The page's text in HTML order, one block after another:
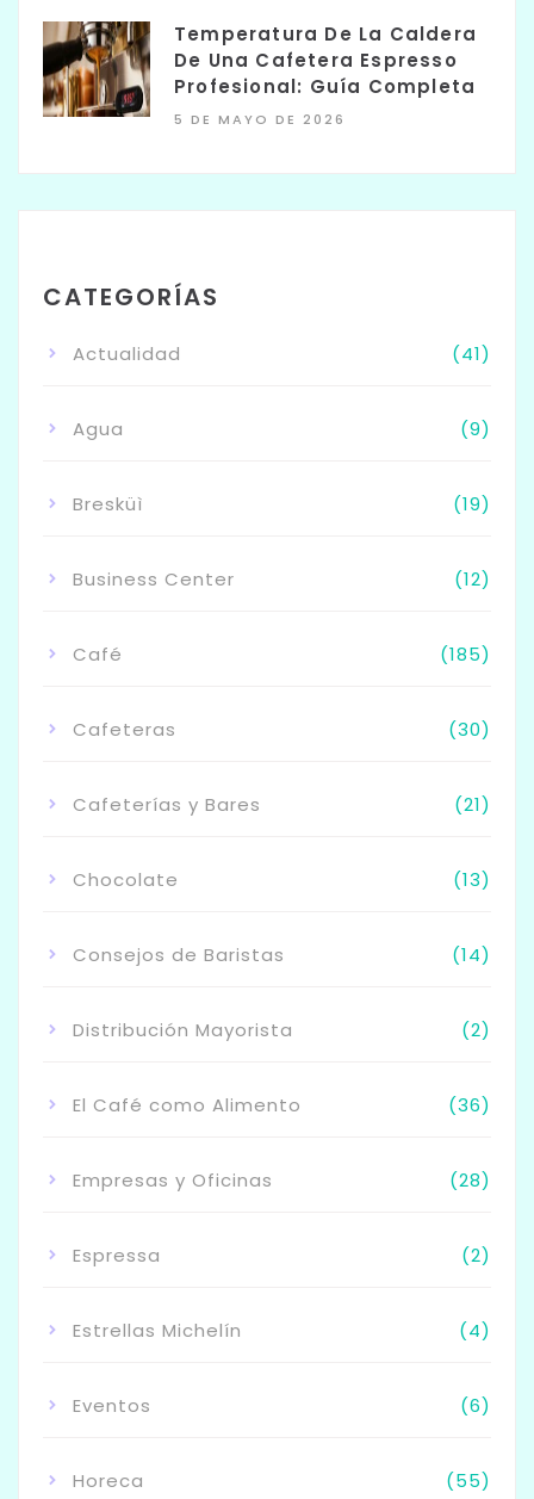
Temperatura De La Caldera
De Una Cafetera Espresso
Profesional: Guía Completa
5 DE MAYO DE 2026
CATEGORÍAS
Actualidad (41)
Agua (9)
Bresküì (19)
Business Center (12)
Café (185)
Cafeteras (30)
Cafeterías y Bares (21)
Chocolate (13)
Consejos de Baristas (14)
Distribución Mayorista (2)
El Café como Alimento (36)
Empresas y Oficinas (28)
Espressa (2)
Estrellas Michelín (4)
Eventos (6)
Horeca (55)